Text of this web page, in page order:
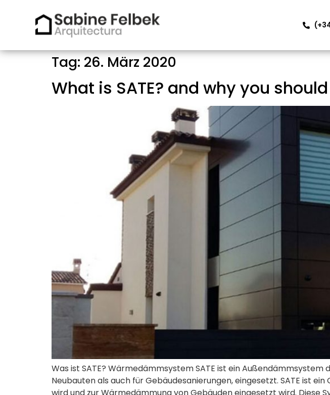
Tag: 26. März 2020
What is SATE? and why you
Was ist SATE? Wärmedämmsystem SATE ist ein
Neubauten als auch für Gebäudesanierungen, eingesetzt. SATE ist